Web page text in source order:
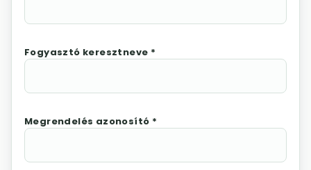
Fogyasztó keresztneve *
Megrendelés azonosító *